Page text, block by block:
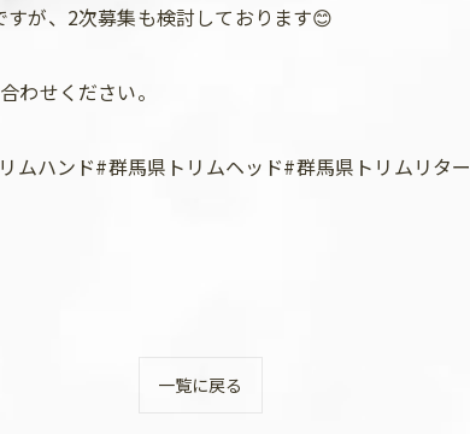
が、2次募集も検討しております😊
わせください。
ムハンド#群馬県トリムヘッド#群馬県トリムリタ
一覧に戻る